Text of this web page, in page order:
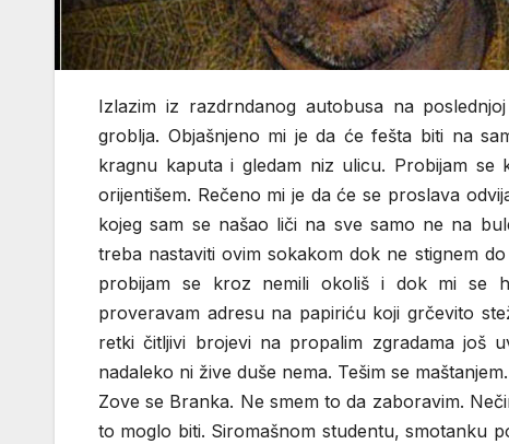
Izlazim iz razdrndanog autobusa na
groblja. Objašnjeno mi je da će fešta biti na
kragnu kaputa i gledam niz ulicu. Probijam
orijentišem. Rečeno mi je da će se proslava
kojeg sam se našao liči na sve samo ne na
treba nastaviti ovim sokakom dok ne stignem
probijam se kroz nemili okoliš i dok mi se
proveravam adresu na papiriću koji grčevito
retki čitljivi brojevi na propalim zgradama još
nadaleko ni žive duše nema. Tešim se maštanjem.
Zove se Branka. Ne smem to da zaboravim.
to moglo biti. Siromašnom studentu, smotanku